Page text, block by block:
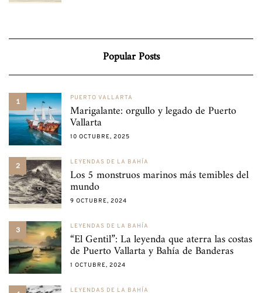
Popular Posts
1 PUERTO VALLARTA
Marigalante: orgullo y legado de Puerto
Vallarta
10 OCTUBRE, 2025
2 LEYENDAS DE LA BAHÍA
Los 5 monstruos marinos más temibles del
mundo
9 OCTUBRE, 2024
3 LEYENDAS DE LA BAHÍA
“El Gentil”: La leyenda que aterra las costas
de Puerto Vallarta y Bahía de Banderas
1 OCTUBRE, 2024
LEYENDAS DE LA BAHÍA